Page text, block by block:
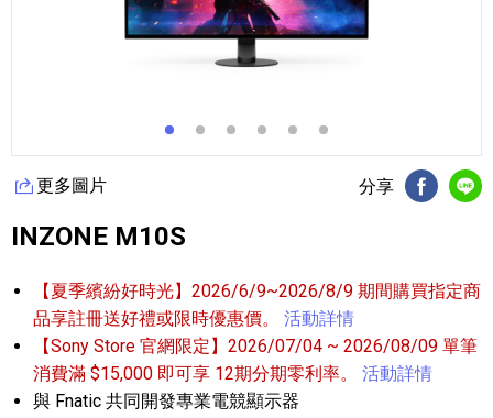
更多圖片 分享
FB分享
INZONE M10S
【夏季繽紛好時光】2026/6/9~2026/8/9 期間購買指定商
品享註冊送好禮或限時優惠價。
活動詳情
【Sony Store 官網限定】2026/07/04 ~ 2026/08/09 單筆
消費滿 $15,000 即可享 12期分期零利率。
活動詳情
與 Fnatic 共同開發專業電競顯示器